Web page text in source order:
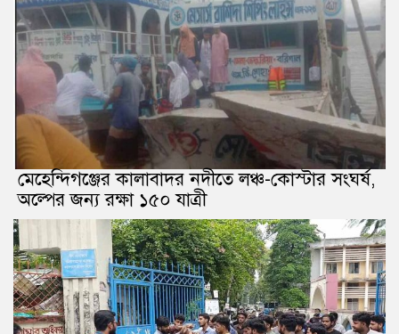
মেহেন্দিগঞ্জের কালাবাদর নদীতে লঞ্চ-কোস্টার সংঘর্ষ,
অল্পের জন্য রক্ষা ১৫০ যাত্রী